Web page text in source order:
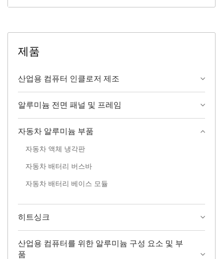
제품
산업용 컴퓨터 인클로저 제조
알루미늄 전면 패널 및 프레임
자동차 알루미늄 부품
자동차 액체 냉각판
자동차 배터리 버스바
자동차 배터리 베이스 모듈
히트싱크
산업용 컴퓨터를 위한 알루미늄 구성 요소 및 부
품